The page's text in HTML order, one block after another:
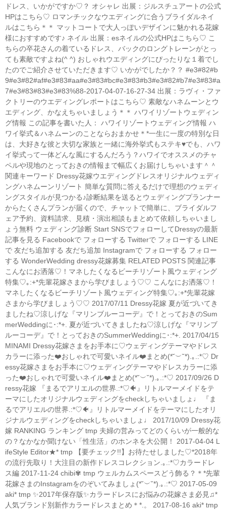
ドレス、いかがですか♡？ オシャレ 出展：ジルスチュアートの公式
HPはこちら♡ ロマンチックなウエディングに合うブライダルネイ
ルはこちら＊＊ マットコートで大人っぽいデザインに魅かれる花嫁
様におすすめです♪ ネイル 出展：esネイルの公式HPはこちら♡ こ
ちらの卒花さんの着ているドレス、バックのロングトレーンがとっ
ても素敵ですよね(^ ^) おしゃれウエディングにぴったりな１着でし
たのでご紹介させていただきます♡ いかがでしたか？？ #e3#82#b
9#e3#82#af#e3#83#aa#e3#83#bc#e3#83#b3#e3#82#b7#e3#83#a
7#e3#83#83#e3#83%88-2017-04-07-16-27-34 出展：ラヴィ・ファ
クトリーのウエディングレポートはこちら♡ 素敵なハネムーンとウ
エディング、かなえちゃいましょう＊＊ ハワイリゾートウェディン
グ情報 この記事を書いた人： ハワイリゾートウェディング情報 ハ
ワイ挙式＆ハネムーンのことならおまかせ＊*一生に一度の特別な日
は、大好きな彼と大切な家族と一緒に海外挙式もステキ♥でも、ハワ
イ挙式って一体どんな風にするんだろう？ハワイでオススメのチャ
ペルや現地のとっておきの情報まで幅広くお届けしちゃいます＾＾
関連キーワード Dressy花嫁ウエディングドレスオリジナルウェディ
ングハネムーンリゾート 簡単な質問に答えるだけで理想のウェディ
ングスタイルが見つかる♪診断結果を送るとウェディングプランナー
からたくさんプランが届くので、チャットで簡単に、ブライダルフ
ェア予約、資料請求、見積・演出相談もまとめて依頼しちゃいまし
ょう無料 ウェディング診断 Start SNSでフォローしてDressyの最新
記事を見る Facebookで フォローする Twitterで フォローする LINE
で 友だち追加する 友だち追加 Instagramで フォローする フォロー
する WonderWedding dressy花嫁募集 RELATED POSTS 関連記事
こんなにお洒落♡！マネしたくなるビーチリゾート風ウェディング
特集♡｡:+*先輩花嫁さまから学びましょう♡♡ こんなにお洒落♡！
マネしたくなるビーチリゾート風ウェディング特集♡｡:+*先輩花嫁
さまから学びましょう♡♡ 2017/07/11 Dressy花嫁 夏が近づいてき
ましたね♡涼しげな『マリンブルーコーデ』で！とっておきのSum
merWeddingに･:*+. 夏が近づいてきましたね♡涼しげな『マリンブ
ルーコーデ』で！とっておきのSummerWeddingに･:*+. 2017/04/15
MINAMI Dressy花嫁さまをお手本に♡ウェディングテーマやドレス
カラーに添った❤️おしゃれで可愛いネイル❤️まとめ(*˘︶˘*).｡.:*♡ Dr
essy花嫁さまをお手本に♡ウェディングテーマやドレスカラーに添
った❤️おしゃれで可愛いネイル❤️まとめ(*˘︶˘*).｡.:*♡ 2017/09/26 D
ressy花嫁 『まるでアリエルの世界.:*♡🐠』リトルマーメイドをテ
ーマにしたオリジナルウェディングをcheckしちゃいましょ♩ 『ま
るでアリエルの世界.:*♡🐠』リトルマーメイドをテーマにしたオリ
ジナルウェディングをcheckしちゃいましょ♩ 2017/10/09 Dressy花
嫁 RANKING ランキング tmp 夫婦の営みってどのくらいが一般的な
の？なかなか聞けない「性生活」のホンネを大公開！ 2017-04-04 L
ifeStyle Editor★* tmp 【要チェック!!】お待たせしました♡*2018年
の流行先取り！大注目の新作ドレスコレクション.｡.:*♡カラードレ
ス編 2017-11-24 chibi✾ tmp ウェルカムスペースどう飾る？＊*先輩
花嫁さまのInstagramをのぞいてみましょ(*˘︶˘*).｡.:*♡ 2017-05-09
aki* tmp ✨2017年保存版✨カラードレスにお悩みの花嫁さま必見♫*
人気ブランド別新作カラードレスまとめ＊*.。 2017-08-16 aki* tmp